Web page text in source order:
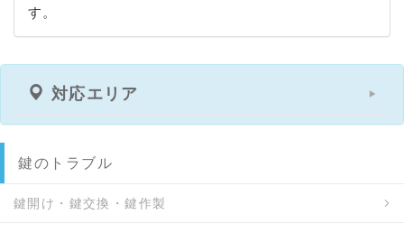
す。
対応エリア
鍵のトラブル
鍵開け・鍵交換・鍵作製